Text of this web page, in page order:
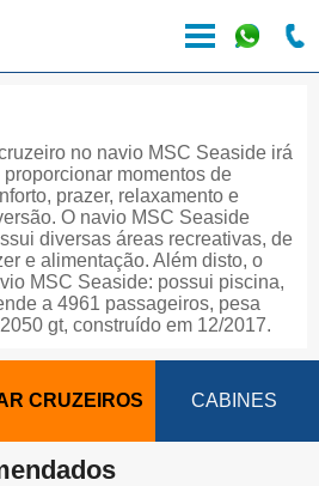
no navio MSC Seaside irá
proporcionar momentos de
prazer, relaxamento e
O navio MSC Seaside
diversas áreas recreativas, de
e alimentação. Além disto, o
MSC Seaside: possui piscina,
a 4961 passageiros, pesa
gt, construído em 12/2017.
CRUZEIROS CABINES